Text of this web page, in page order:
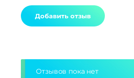
Отзывов пока нет